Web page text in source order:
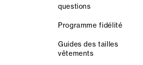
questions
Programme fidélité
Guides des tailles
vêtements